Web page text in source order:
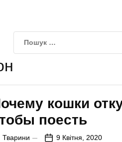
кошки
поесть
Тварини 9 Квітня, 2020